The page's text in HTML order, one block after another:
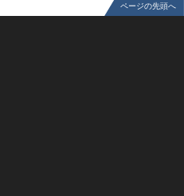
ページの先頭へ